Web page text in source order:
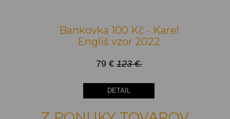
Bankovka 100 Kč - Karel
Engliš vzor 2022
79 € 123 €.
DETAIL